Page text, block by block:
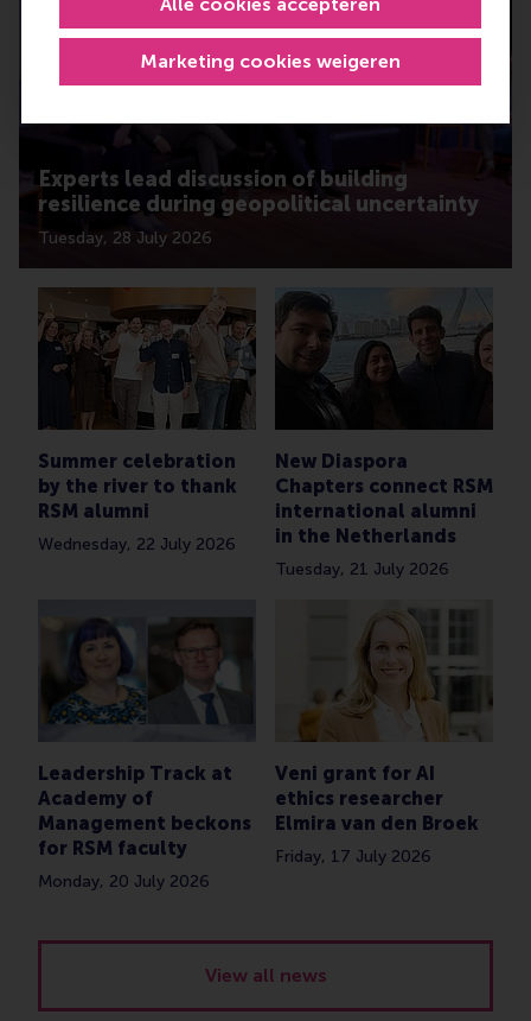
Marketing cookies weigeren
Experts lead discussion of building
resilience during geopolitical uncertainty
Tuesday, 28 July 2026
Summer celebration
by the river to thank
RSM alumni
Wednesday, 22 July 2026
New Diaspora
Chapters connect RSM
international alumni
in the Netherlands
Tuesday, 21 July 2026
Leadership Track at
Academy of
Management beckons
for RSM faculty
Monday, 20 July 2026
Veni grant for AI
ethics researcher
Elmira van den Broek
Friday, 17 July 2026
View all news